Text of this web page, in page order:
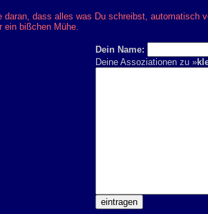
daran, dass alles was Du schreibst, automatisch
ein bißchen Mühe.
Dein Name:
Deine Assoziationen zu »